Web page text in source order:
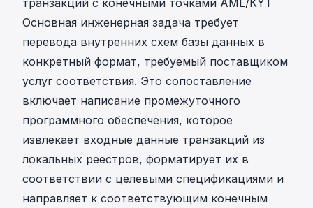
транзакций с конечными точками AML/KYT
Основная инженерная задача требует
перевода внутренних схем базы данных в
конкретный формат, требуемый поставщиком
услуг соответствия. Это сопоставление
включает написание промежуточного
программного обеспечения, которое
извлекает входные данные транзакций из
локальных реестров, форматирует их в
соответствии с целевыми спецификациями и
направляет к соответствующим конечным